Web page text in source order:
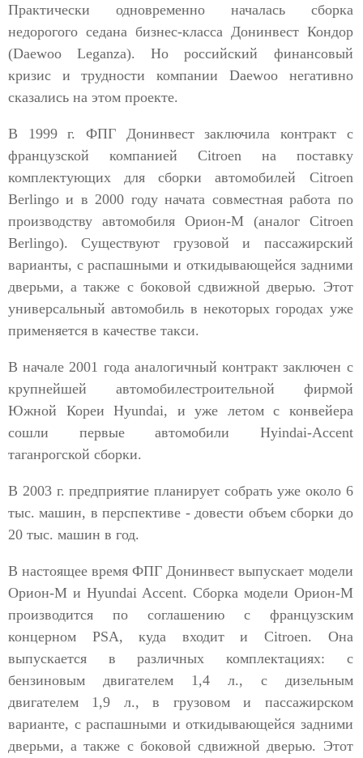
Практически одновременно началась сборка
недорогого седана бизнес-класса Донинвест Кондор
(Daewoo Leganza). Но российский финансовый
кризис и трудности компании Daewoo негативно
сказались на этом проекте.
В 1999 г. ФПГ Донинвест заключила контракт с
французской компанией Citroen на поставку
комплектующих для сборки автомобилей Citroen
Berlingo и в 2000 году начата совместная работа по
производству автомобиля Орион-М (аналог Citroen
Berlingo). Существуют грузовой и пассажирский
варианты, с распашными и откидывающейся задними
дверьми, а также с боковой сдвижной дверью. Этот
универсальный автомобиль в некоторых городах уже
применяется в качестве такси.
В начале 2001 года аналогичный контракт заключен с
крупнейшей автомобилестроительной фирмой
Южной Кореи Hyundai, и уже летом с конвейера
сошли первые автомобили Hyindai-Accent
таганрогской сборки.
В 2003 г. предприятие планирует собрать уже около 6
тыс. машин, в перспективе - довести объем сборки до
20 тыс. машин в год.
В настоящее время ФПГ Донинвест выпускает модели
Орион-М и Hyundai Accent. Сборка модели Орион-М
производится по соглашению с французским
концерном PSA, куда входит и Citroen. Она
выпускается в различных комплектациях: с
бензиновым двигателем 1,4 л., с дизельным
двигателем 1,9 л., в грузовом и пассажирском
варианте, с распашными и откидывающейся задними
дверьми, а также с боковой сдвижной дверью. Этот